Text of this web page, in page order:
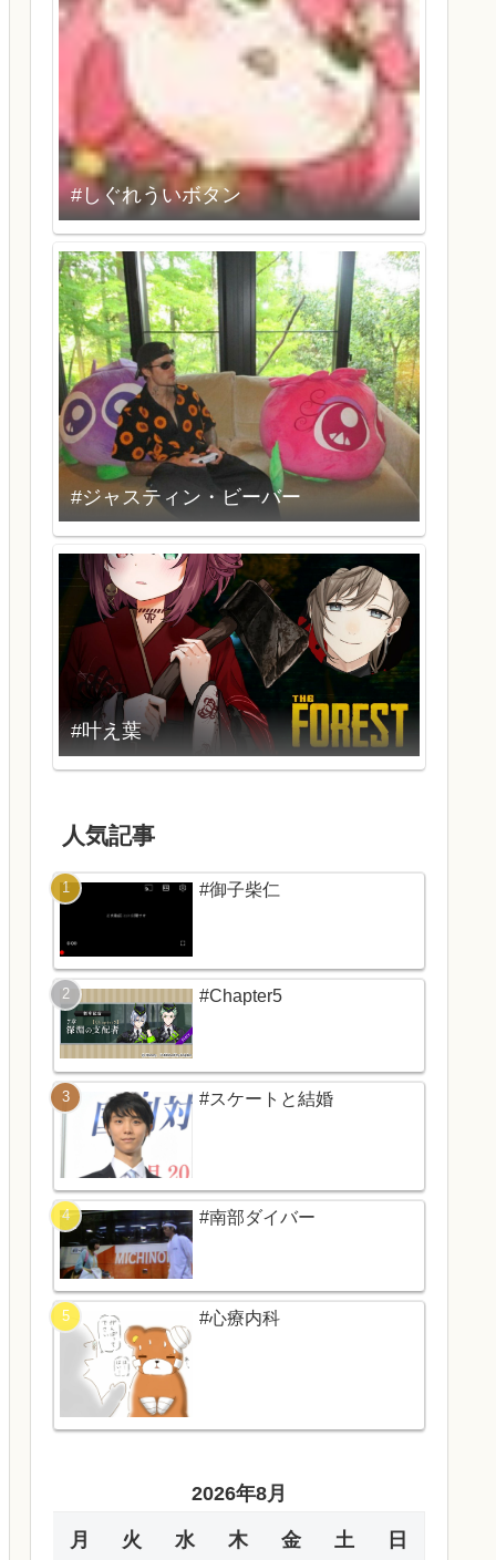
#しぐれういボタン
#ジャスティン・ビーバー
#叶え葉
人気記事
#御子柴仁
#Chapter5
#スケートと結婚
#南部ダイバー
#心療内科
2026年8月
月 火 水 木 金 土 日